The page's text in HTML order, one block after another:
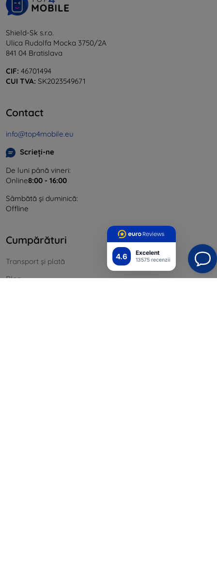
4.6 Excelent
13575 recenzii
Shield-Sk s.r.o.
Ulica Rudolfa Mocka 3750/2A
841 04 Bratislava
CIF: 46701494
CUI TVA: SK2023549671
Contact
info@top4mobile.eu
Scrieți-ne
De luni până vineri:
Online8:00 - 16:00
Sâmbătă și duminică:
Offline
Cumpărături
Transport și plată
Blog